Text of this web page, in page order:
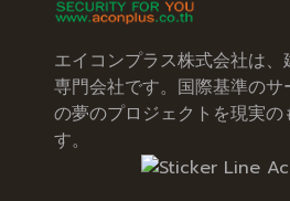
エイコンプラス株式会社は
専門会社です。国際基準の
の夢のプロジェクトを現実の
す。